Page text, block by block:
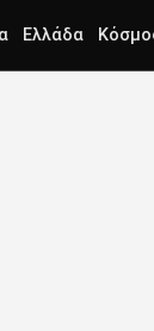
Ελλάδα